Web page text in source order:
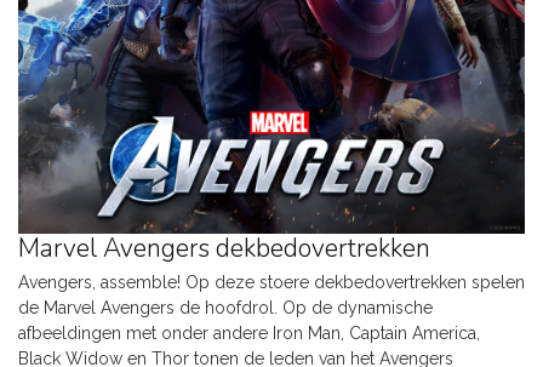
Marvel Avengers dekbedovertrekken
Avengers, assemble! Op deze stoere dekbedovertrekken spelen
de Marvel Avengers de hoofdrol. Op de dynamische
afbeeldingen met onder andere Iron Man, Captain America,
Black Widow en Thor tonen de leden van het Avengers